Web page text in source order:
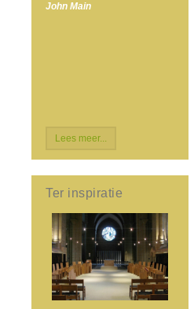
John Main
Lees meer...
Ter inspiratie